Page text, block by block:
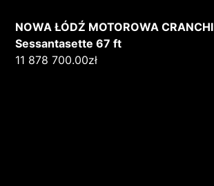
NOWA ŁÓDŹ MOTOROWA CRANCHI
Sessantasette 67 ft
11 878 700.00zł